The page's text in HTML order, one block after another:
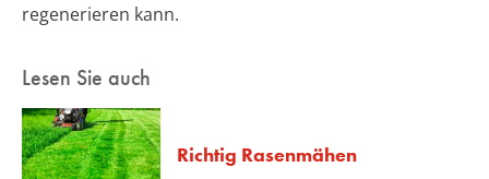
regenerieren kann.
Lesen Sie auch
Richtig Rasenmähen